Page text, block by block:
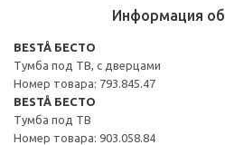
Информация об
BESTÅ БЕСТО
Тумба под ТВ, с дверцами
Номер товара: 793.845.47
BESTÅ БЕСТО
Тумба под ТВ
Номер товара: 903.058.84